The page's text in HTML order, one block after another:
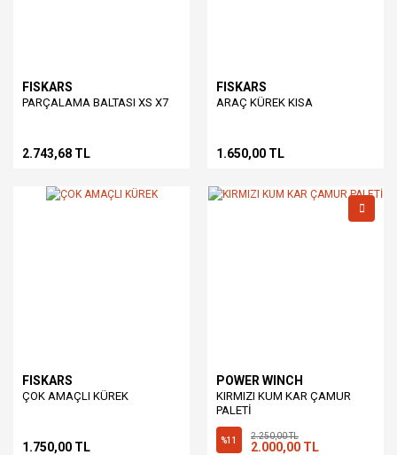
FISKARS
PARÇALAMA BALTASI XS X7
2.743,68 TL
FISKARS
ARAÇ KÜREK KISA
1.650,00 TL
FISKARS
ÇOK AMAÇLI KÜREK
1.750,00 TL
POWER WINCH
KIRMIZI KUM KAR ÇAMUR
PALETİ
%11 2.250,00 TL
2.000,00 TL